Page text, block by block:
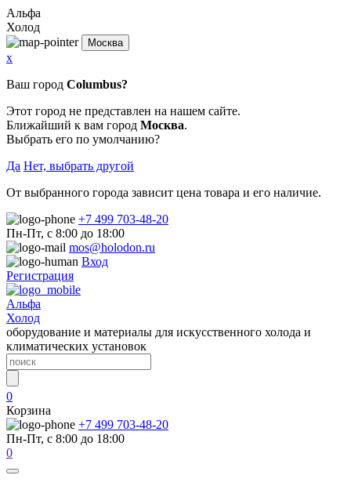
Альфа
Холод
Москва
x
Ваш город Columbus?
Этот город не представлен на нашем сайте.
Ближайший к вам город Москва.
Выбрать его по умолчанию?
Да Нет, выбрать другой
От выбранного города зависит цена товара и его наличие.
+7 499 703-48-20
Пн-Пт, с 8:00 до 18:00
mos@holodon.ru
Вход
Регистрация
Альфа
Холод
оборудование и материалы для искусственного холода и
климатических установок
0
Корзина
+7 499 703-48-20
Пн-Пт, с 8:00 до 18:00
0